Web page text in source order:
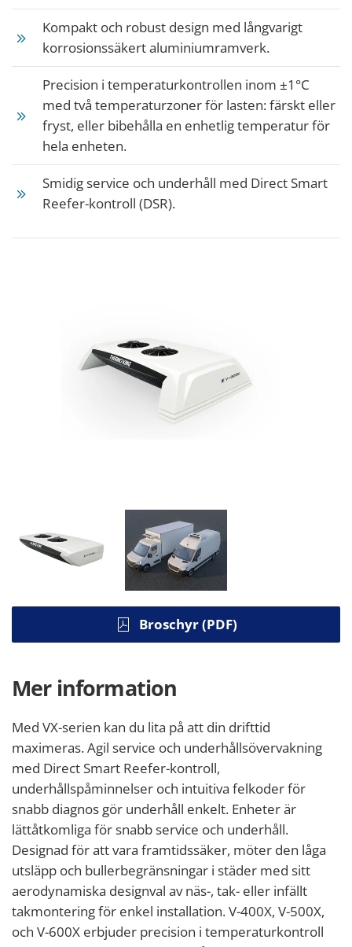
Kompakt och robust design med långvarigt
korrosionssäkert aluminiumramverk.
Precision i temperaturkontrollen inom ±1°C
med två temperaturzoner för lasten: färskt eller
fryst, eller bibehålla en enhetlig temperatur för
hela enheten.
Smidig service och underhåll med Direct Smart
Reefer-kontroll (DSR).
Broschyr (PDF)
Mer information
Med VX-serien kan du lita på att din drifttid
maximeras. Agil service och underhållsövervakning
med Direct Smart Reefer-kontroll,
underhållspåminnelser och intuitiva felkoder för
snabb diagnos gör underhåll enkelt. Enheter är
lättåtkomliga för snabb service och underhåll.
Designad för att vara framtidssäker, möter den låga
utsläpp och bullerbegränsningar i städer med sitt
aerodynamiska designval av näs-, tak- eller infällt
takmontering för enkel installation. V-400X, V-500X,
och V-600X erbjuder precision i temperaturkontroll